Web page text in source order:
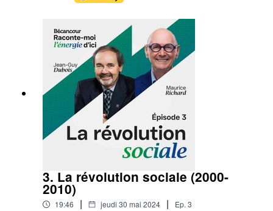
témoignent de l’effervescence économique
entourant l’émergence d’un pôle majeur de la
filière batterie à Bécancour. Bonne écoute!
3. La révolution sociale (2000-
2010)
19:46 | jeudi 30 mai 2024 | Ep. 3